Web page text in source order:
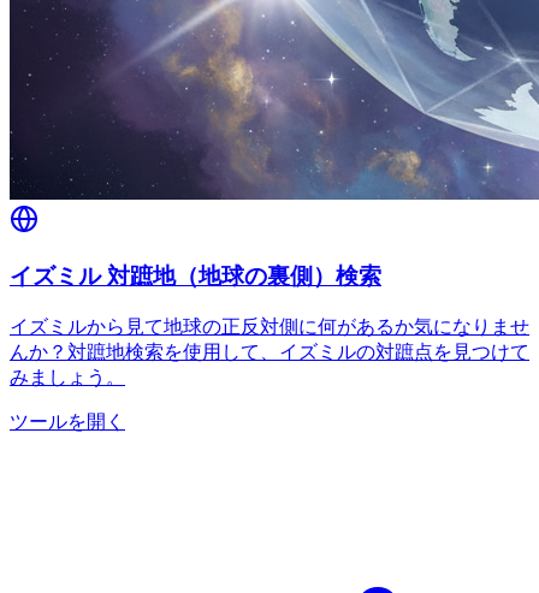
イズミル 対蹠地（地球の裏側）検索
イズミルから見て地球の正反対側に何があるか気になりませ
んか？対蹠地検索を使用して、イズミルの対蹠点を見つけて
みましょう。
ツールを開く